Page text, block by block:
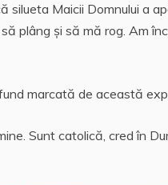
silueta Maicii Domnului a
plâng și să mă rog. Am
marcată de această
Sunt catolică, cred în